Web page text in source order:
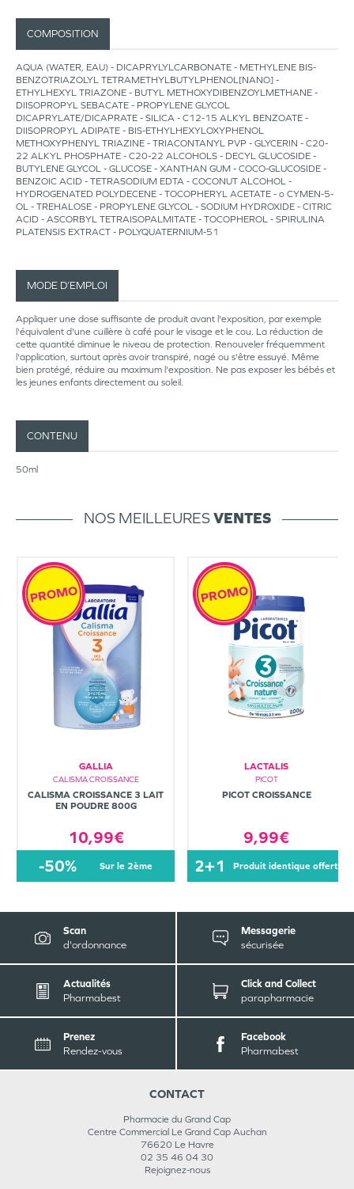
COMPOSITION
AQUA (WATER, EAU) - DICAPRYLYLCARBONATE - METHYLENE BIS-
BENZOTRIAZOLYL TETRAMETHYLBUTYLPHENOL[NANO] -
ETHYLHEXYL TRIAZONE - BUTYL METHOXYDIBENZOYLMETHANE -
DIISOPROPYL SEBACATE - PROPYLENE GLYCOL
DICAPRYLATE/DICAPRATE - SILICA - C12-15 ALKYL BENZOATE -
DIISOPROPYL ADIPATE - BIS-ETHYLHEXYLOXYPHENOL
METHOXYPHENYL TRIAZINE - TRIACONTANYL PVP - GLYCERIN - C20-
22 ALKYL PHOSPHATE - C20-22 ALCOHOLS - DECYL GLUCOSIDE -
BUTYLENE GLYCOL - GLUCOSE - XANTHAN GUM - COCO-GLUCOSIDE -
BENZOIC ACID - TETRASODIUM EDTA - COCONUT ALCOHOL -
HYDROGENATED POLYDECENE - TOCOPHERYL ACETATE - o CYMEN-5-
OL - TREHALOSE - PROPYLENE GLYCOL - SODIUM HYDROXIDE - CITRIC
ACID - ASCORBYL TETRAISOPALMITATE - TOCOPHEROL - SPIRULINA
PLATENSIS EXTRACT - POLYQUATERNIUM-51
MODE D’EMPLOI
Appliquer une dose suffisante de produit avant l'exposition, par exemple
l'équivalent d'une cuillère à café pour le visage et le cou. La réduction de
cette quantité diminue le niveau de protection. Renouveler fréquemment
l'application, surtout après avoir transpiré, nagé ou s'être essuyé. Même
bien protégé, réduire au maximum l'exposition. Ne pas exposer les bébés et
les jeunes enfants directement au soleil.
CONTENU
50ml
NOS MEILLEURESVENTES
GALLIA
CALISMA CROISSANCE
CALISMA CROISSANCE 3 LAIT
EN POUDRE 800G
10,99€
PROMO
-50% sur le 2ème
LACTALIS
PICOT
PICOT CROISSANCE
9,99€
PROMO
2+1 produit identique offert
Scan
d'ordonnance
Messagerie
sécurisée
Actualités
Pharmabest
Click and Collect
parapharmacie
Prenez
Rendez-vous
Facebook
Pharmabest
CONTACT
Pharmacie du Grand Cap
Centre Commercial Le Grand Cap Auchan
76620 Le Havre
02 35 46 04 30
Rejoignez-nous